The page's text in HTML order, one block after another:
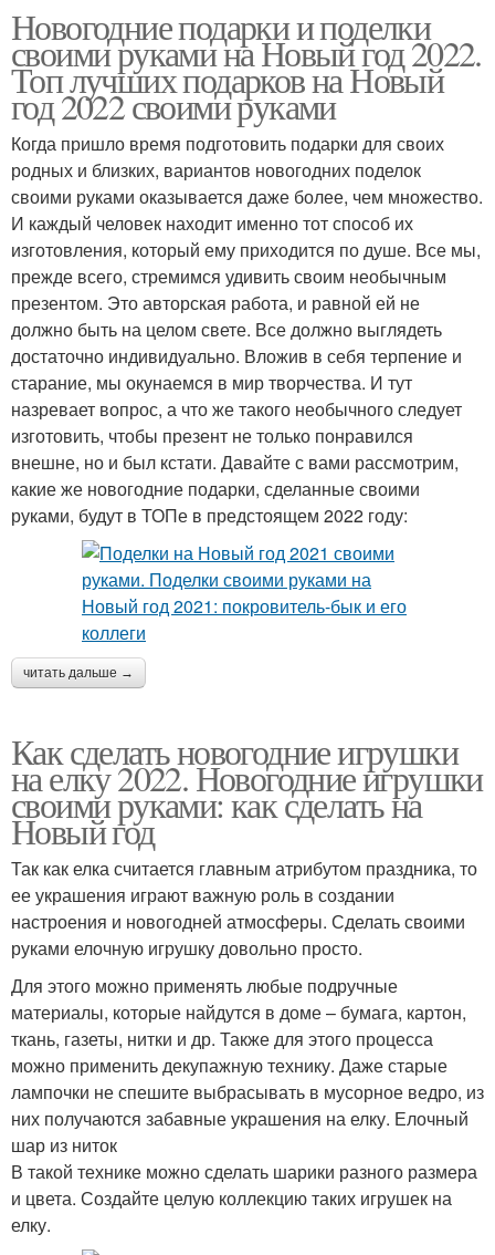
Новогодние подарки и поделки
своими руками на Новый год 2022.
Топ лучших подарков на Новый
год 2022 своими руками
Когда пришло время подготовить подарки для своих
родных и близких, вариантов новогодних поделок
своими руками оказывается даже более, чем множество.
И каждый человек находит именно тот способ их
изготовления, который ему приходится по душе. Все мы,
прежде всего, стремимся удивить своим необычным
презентом. Это авторская работа, и равной ей не
должно быть на целом свете. Все должно выглядеть
достаточно индивидуально. Вложив в себя терпение и
старание, мы окунаемся в мир творчества. И тут
назревает вопрос, а что же такого необычного следует
изготовить, чтобы презент не только понравился
внешне, но и был кстати. Давайте с вами рассмотрим,
какие же новогодние подарки, сделанные своими
руками, будут в ТОПе в предстоящем 2022 году:
читать дальше →
Как сделать новогодние игрушки
на елку 2022. Новогодние игрушки
своими руками: как сделать на
Новый год
Так как елка считается главным атрибутом праздника, то
ее украшения играют важную роль в создании
настроения и новогодней атмосферы. Сделать своими
руками елочную игрушку довольно просто.
Для этого можно применять любые подручные
материалы, которые найдутся в доме – бумага, картон,
ткань, газеты, нитки и др. Также для этого процесса
можно применить декупажную технику. Даже старые
лампочки не спешите выбрасывать в мусорное ведро, из
них получаются забавные украшения на елку. Елочный
шар из ниток
В такой технике можно сделать шарики разного размера
и цвета. Создайте целую коллекцию таких игрушек на
елку.